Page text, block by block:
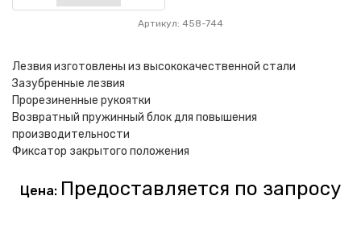
Артикул: 458-744
Лезвия изготовлены из высококачественной стали
Зазубренные лезвия
Прорезиненные рукоятки
Возвратный пружинный блок для повышения
производительности
Фиксатор закрытого положения
Цена: Предоставляется по запросу